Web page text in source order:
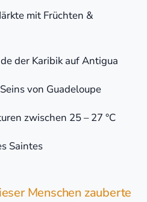
mit Früchten &
der Karibik auf Antigua
von Guadeloupe
zwischen 25 – 27 °C
Saintes
Menschen zauberte